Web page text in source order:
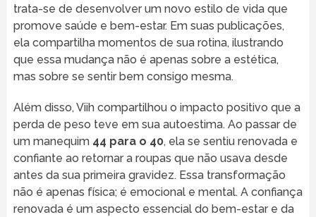
trata-se de desenvolver um novo estilo de vida que
promove saúde e bem-estar. Em suas publicações,
ela compartilha momentos de sua rotina, ilustrando
que essa mudança não é apenas sobre a estética,
mas sobre se sentir bem consigo mesma.
Além disso, Viih compartilhou o impacto positivo que a
perda de peso teve em sua autoestima. Ao passar de
um manequim 44 para o 40, ela se sentiu renovada e
confiante ao retornar a roupas que não usava desde
antes da sua primeira gravidez. Essa transformação
não é apenas física; é emocional e mental. A confiança
renovada é um aspecto essencial do bem-estar e da